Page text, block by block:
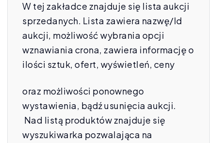
W tej zakładce znajduje się lista aukcji
sprzedanych. Lista zawiera nazwę/Id
aukcji, możliwość wybrania opcji
wznawiania crona, zawiera informację o
ilości sztuk, ofert, wyświetleń, ceny
oraz możliwości ponownego
wystawienia, bądź usunięcia aukcji.
Nad listą produktów znajduje się
wyszukiwarka pozwalająca na